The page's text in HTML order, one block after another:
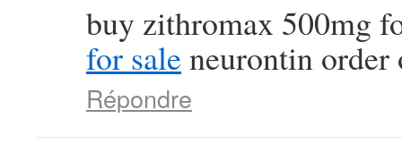
buy zithromax 500mg
for sale neurontin order
Répondre